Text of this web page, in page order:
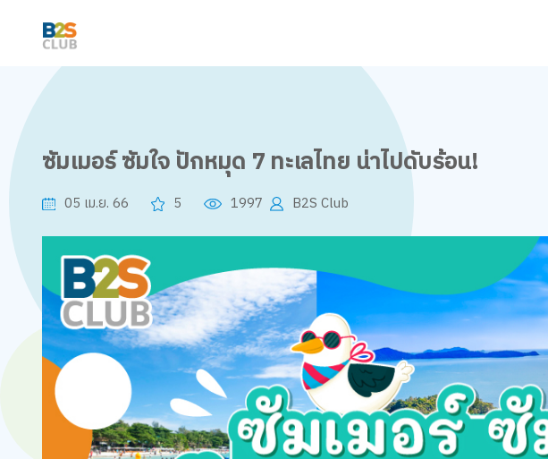
ซัมเมอร์ ซัมใจ ปักหมุด 7 ทะเลไทย น่าไปดับร้อน!
05 เม.ย. 66 5 1997 B2S Club